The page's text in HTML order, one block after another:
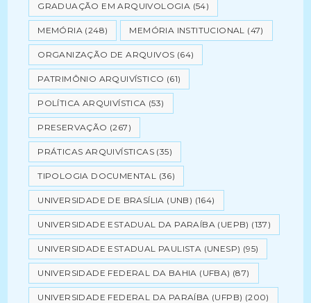
GRADUAÇÃO EM ARQUIVOLOGIA (54)
MEMÓRIA (248) MEMÓRIA INSTITUCIONAL (47)
ORGANIZAÇÃO DE ARQUIVOS (64)
PATRIMÔNIO ARQUIVÍSTICO (61)
POLÍTICA ARQUIVÍSTICA (53)
PRESERVAÇÃO (267)
PRÁTICAS ARQUIVÍSTICAS (35)
TIPOLOGIA DOCUMENTAL (36)
UNIVERSIDADE DE BRASÍLIA (UNB) (164)
UNIVERSIDADE ESTADUAL DA PARAÍBA (UEPB) (137)
UNIVERSIDADE ESTADUAL PAULISTA (UNESP) (95)
UNIVERSIDADE FEDERAL DA BAHIA (UFBA) (87)
UNIVERSIDADE FEDERAL DA PARAÍBA (UFPB) (200)